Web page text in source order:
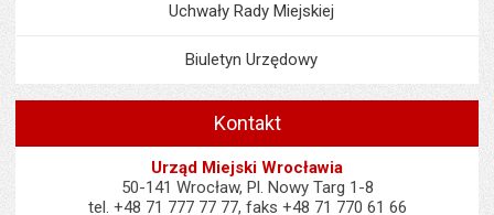
Uchwały Rady Miejskiej
Biuletyn Urzędowy
Kontakt
Urząd Miejski Wrocławia
50-141 Wrocław, Pl. Nowy Targ 1-8
tel. +48 71 777 77 77, faks +48 71 770 61 66